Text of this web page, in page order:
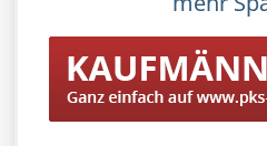
dieser
kann.
Viele sagen sich:‚Warum
antun, wenn ich zum